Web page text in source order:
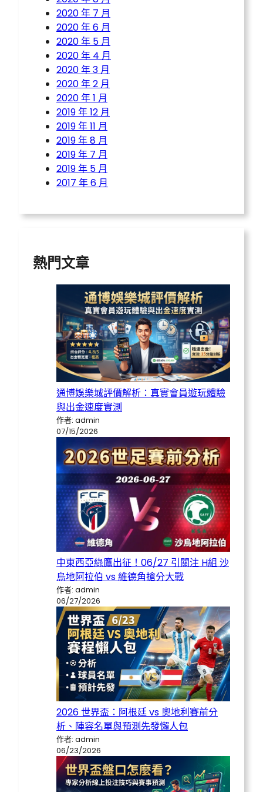
2020 年 7 月
2020 年 6 月
2020 年 5 月
2020 年 4 月
2020 年 3 月
2020 年 2 月
2020 年 1 月
2019 年 12 月
2019 年 11 月
2019 年 8 月
2019 年 7 月
2019 年 5 月
2017 年 6 月
熱門文章
通博娛樂城評價解析：真實會員遊玩體驗
與出金速度實測
作者: admin
07/15/2026
中東西亞綠鷹出征！06/27 引關注 H組 沙
烏地阿拉伯 vs 維德角搶分大戰
作者: admin
06/27/2026
2026 世界盃：阿根廷 vs 奧地利賽前分
析、陣容名單與預測先發懶人包
作者: admin
06/23/2026